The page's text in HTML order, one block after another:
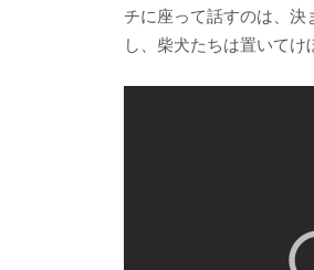
チに座って話すのは、決
し、柴犬たちは置いてけ